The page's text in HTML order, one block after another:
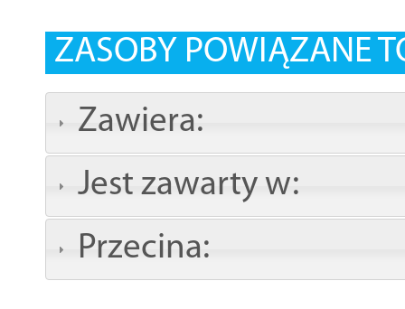
ZASOBY POWIĄZANE
Zawiera:
Jest zawarty w:
Przecina: